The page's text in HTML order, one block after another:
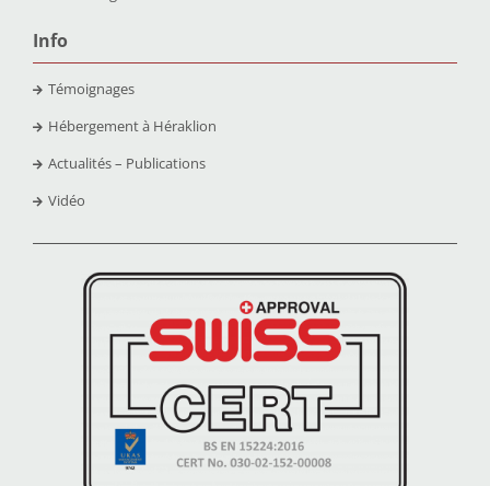
Info
Témoignages
Hébergement à Héraklion
Actualités – Publications
Vidéo